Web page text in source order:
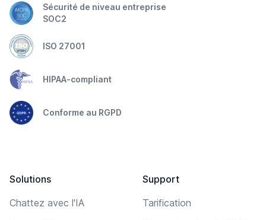
Sécurité de niveau entreprise
SOC2
ISO 27001
HIPAA-compliant
Conforme au RGPD
Solutions
Chattez avec l'IA
Support
Tarification